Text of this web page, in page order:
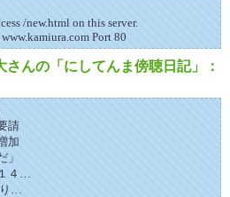
/new.html on this server.
Port 80
さんの「にしてんま傍聴日記」：
請
加
」
４…
…